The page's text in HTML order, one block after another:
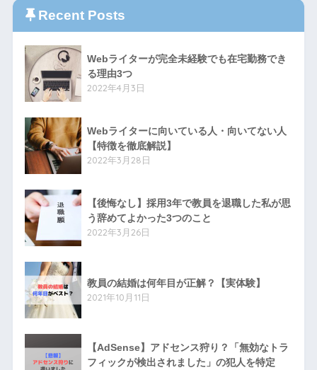
Recent Posts
Webライターが完全未経験でも在宅勤務でき
る理由3つ
2022年4月3日
Webライターに向いている人・向いてない人
【特徴を徹底解説】
2022年3月28日
【後悔なし】採用3年で教員を退職した私が思
う辞めてよかった3つのこと
2022年3月26日
教員の結婚は何年目が正解？【実体験】
2021年10月11日
【AdSense】アドセンス狩り？「無効なトラ
フィックが検出されました」の犯人を特定